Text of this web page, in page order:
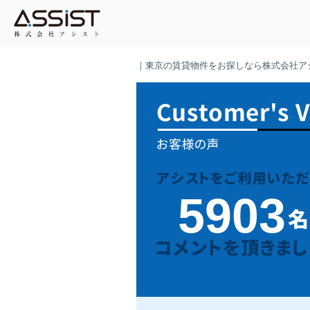
｜東京の賃貸物件をお探しなら株式会社ア
5903